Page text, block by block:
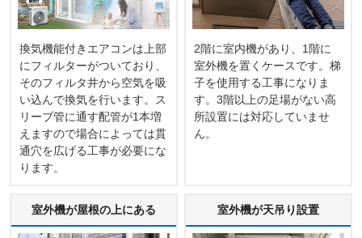
換気機能付きエアコンは上部
にフィルターがついており、
そのフィルタ井から空気を吸
い込んで換気を行います。ス
リーブ管に通す配管が1本増
えますので場合によっては貫
通穴を広げる工事が必要にな
ります。
2階に室内機があり、1階に
室外機を置くケースです。梯
子を使用する工事になりま
す。3階以上の足場がない高
所設置には対応していませ
ん。
室外機が屋根の上にある 室外機が天吊り設置